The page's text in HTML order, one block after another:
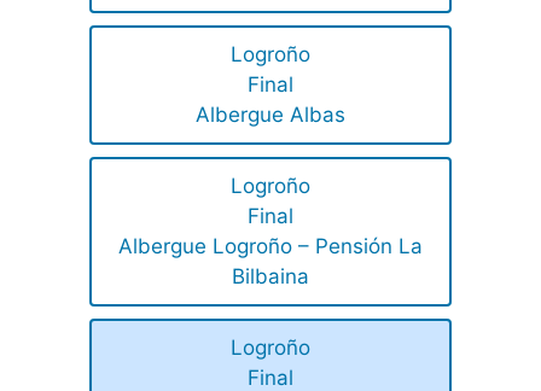
Logroño
Final
Albergue Albas
Logroño
Final
Albergue Logroño – Pensión La
Bilbaina
Logroño
Final